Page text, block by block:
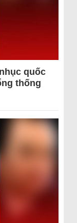
quốc
thống